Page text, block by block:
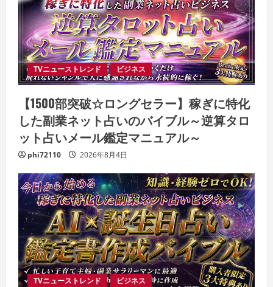
TVニューストレンド ビジネス
【1500部突破☆ロングセラー】稼ぎに特化
した副業ネット占いのバイブル～逆算タロ
ット占いメール鑑定マニュアル～
phi72110 2026年8月4日
TVニューストレンド ビジネス